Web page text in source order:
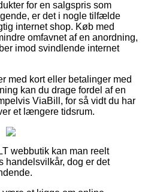
for en salgspris som
er det i nogle tilfælde
internet shop. Køb med
omfavnet af en anordning,
imod svindlende internet
med kort eller betalinger med
kan du drage fordel af en
ViaBill, for så vidt du har
et længere tidsrum.
webbutik kan man reelt
handelsvilkår, dog er det